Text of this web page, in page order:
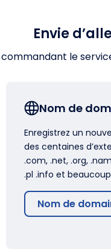
Envie
le
Nom de
Enregistrez un
des centaines
.com, .net, .org,
.pl .info et beaucoup
Nom de